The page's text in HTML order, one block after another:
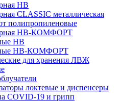
НВ
CLASSIC металлическая
полипропиленовые
НВ-КОМФОРТ
НВ
НВ-КОМФОРТ
для хранения ЛВЖ
локтевые и диспенсеры
COVID-19 и грипп